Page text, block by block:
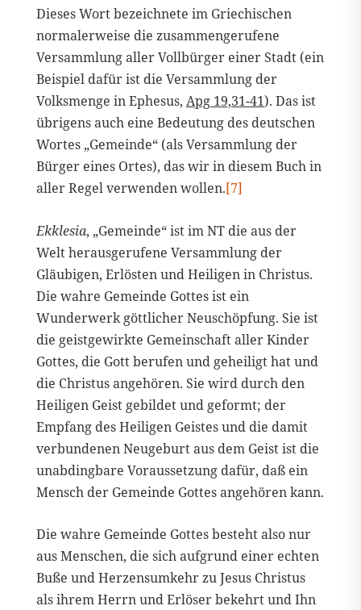
Dieses Wort bezeichnete im Griechischen
normalerweise die zusammengerufene
Versammlung aller Vollbürger einer Stadt (ein
Beispiel dafür ist die Versammlung der
Volksmenge in Ephesus, Apg 19,31-41). Das ist
übrigens auch eine Bedeutung des deutschen
Wortes „Gemeinde“ (als Versammlung der
Bürger eines Ortes), das wir in diesem Buch in
aller Regel verwenden wollen.[7]
Ekklesia, „Gemeinde“ ist im NT die aus der
Welt herausgerufene Versammlung der
Gläubigen, Erlösten und Heiligen in Christus.
Die wahre Gemeinde Gottes ist ein
Wunderwerk göttlicher Neuschöpfung. Sie ist
die geistgewirkte Gemeinschaft aller Kinder
Gottes, die Gott berufen und geheiligt hat und
die Christus angehören. Sie wird durch den
Heiligen Geist gebildet und geformt; der
Empfang des Heiligen Geistes und die damit
verbundenen Neugeburt aus dem Geist ist die
unabdingbare Voraussetzung dafür, daß ein
Mensch der Gemeinde Gottes angehören kann.
Die wahre Gemeinde Gottes besteht also nur
aus Menschen, die sich aufgrund einer echten
Buße und Herzensumkehr zu Jesus Christus
als ihrem Herrn und Erlöser bekehrt und Ihn